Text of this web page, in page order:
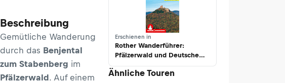
Beschreibung
Gemütliche Wanderung
durch das Benjental
zum Stabenberg im
Pfälzerwald. Auf einem
Erschienen in
Rother Wanderführer:
Pfälzerwald und Deutsche
Weinstraße
Ähnliche Touren